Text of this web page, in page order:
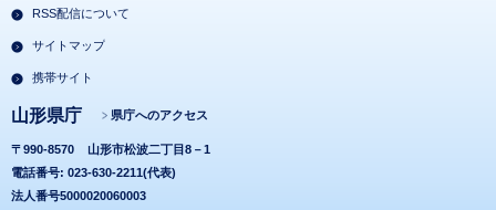
RSS配信について
サイトマップ
携帯サイト
山形県庁 県庁へのアクセス
〒990-8570
山形市松波二丁目8－1
電話番号: 023-630-2211(代表)
法人番号5000020060003